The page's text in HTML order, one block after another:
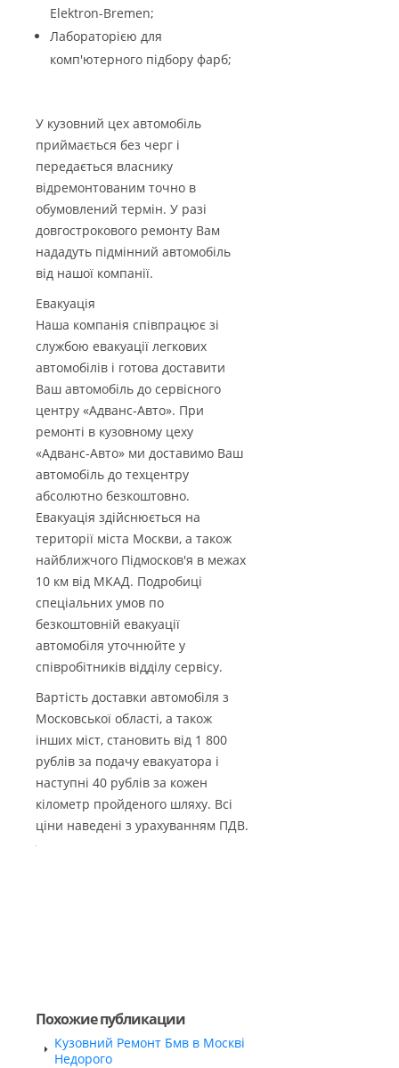
Elektron-Bremen;
Лабораторією для
комп'ютерного підбору фарб;
У кузовний цех автомобіль
приймається без черг і
передається власнику
відремонтованим точно в
обумовлений термін. У разі
довгострокового ремонту Вам
нададуть підмінний автомобіль
від нашої компанії.
Евакуація
Наша компанія співпрацює зі
службою евакуації легкових
автомобілів і готова доставити
Ваш автомобіль до сервісного
центру «Адванс-Авто». При
ремонті в кузовному цеху
«Адванс-Авто» ми доставимо Ваш
автомобіль до техцентру
абсолютно безкоштовно.
Евакуація здійснюється на
території міста Москви, а також
найближчого Підмосков'я в межах
10 км від МКАД. Подробиці
спеціальних умов по
безкоштовній евакуації
автомобіля уточнюйте у
співробітників відділу сервісу.
Вартість доставки автомобіля з
Московської області, а також
інших міст, становить від 1 800
рублів за подачу евакуатора і
наступні 40 рублів за кожен
кілометр пройденого шляху. Всі
ціни наведені з урахуванням ПДВ.
Похожие публикации
Кузовний Ремонт Бмв в Москві
Недорого